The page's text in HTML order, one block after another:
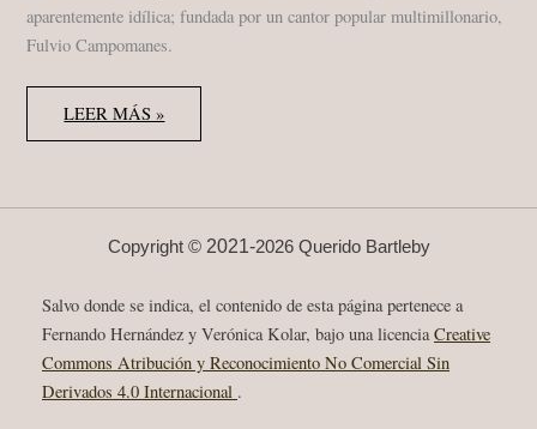
aparentemente idílica; fundada por un cantor popular multimillonario,
Fulvio Campomanes.
MARCELO
COHEN
“EL
2013
LEER MÁS »
Copyright © 2021-2026 Querido Bartleby
Salvo donde se indica, el contenido de esta página pertenece a
Fernando Hernández y Verónica Kolar, bajo una licenciaCreative
Commons Atribución y Reconocimiento No Comercial Sin
Derivados 4.0 Internacional .